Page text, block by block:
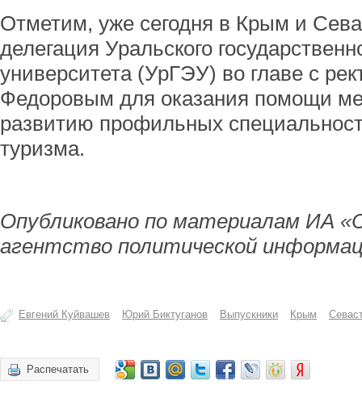
Отметим, уже сегодня в Крым и
делегация Уральского
университета (УрГЭУ) во главе с
Федоровым для оказания помощи
развитию профильных
туризма.
Опубликовано по материалам ИА
агентство политической
Евгений Куйвашев Юрий Биктуганов Выпускники Крым
Распечатать